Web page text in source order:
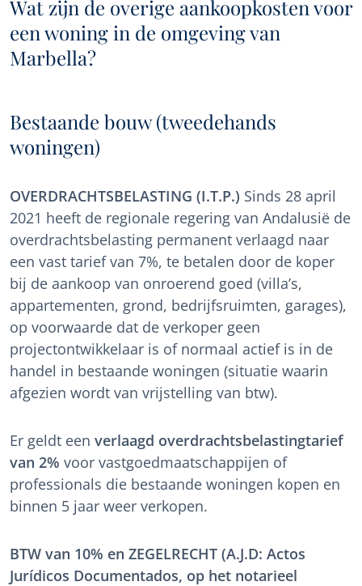
Wat zijn de overige aankoopkosten voor
een woning in de omgeving van
Marbella?
Bestaande bouw (tweedehands
woningen)
OVERDRACHTSBELASTING (I.T.P.) Sinds 28 april
2021 heeft de regionale regering van Andalusië de
overdrachtsbelasting permanent verlaagd naar
een vast tarief van 7%, te betalen door de koper
bij de aankoop van onroerend goed (villa’s,
appartementen, grond, bedrijfsruimten, garages),
op voorwaarde dat de verkoper geen
projectontwikkelaar is of normaal actief is in de
handel in bestaande woningen (situatie waarin
afgezien wordt van vrijstelling van btw).
Er geldt een verlaagd overdrachtsbelastingtarief
van 2% voor vastgoedmaatschappijen of
professionals die bestaande woningen kopen en
binnen 5 jaar weer verkopen.
BTW van 10% en ZEGELRECHT (A.J.D: Actos
Jurídicos Documentados, op het notarieel